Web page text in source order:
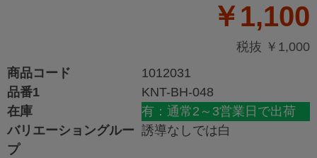
￥1,100
税抜 ￥1,000
商品コード
1012031
品番1
KNT-BH-048
在庫
有：通常2～3営業日で出荷
バリエーショングルー
プ
誘導なしでは白